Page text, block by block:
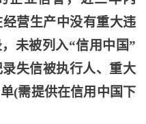
营生产中没有重大违
未被列入“信用中国”
失信被执行人、重大
(需提供在信用中国下